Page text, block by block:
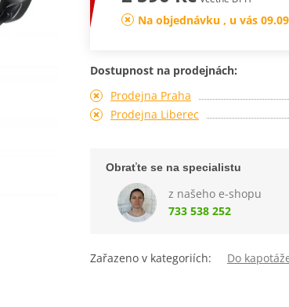
Na objednávku , u vás
Dostupnost na prodejnách:
Prodejna Praha
Prodejna Liberec
Obraťte se na specialistu
z našeho e-shopu
733 538 252
Zařazeno v kategoriích: Do